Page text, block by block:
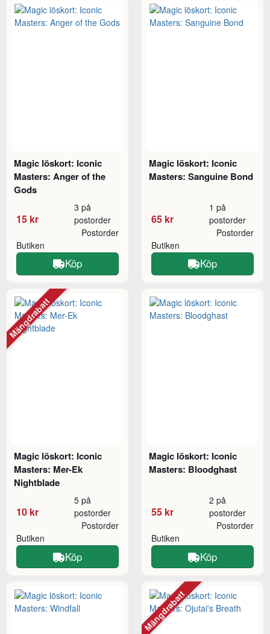
Magic löskort: Iconic
Masters: Anger of the
Gods
15 kr
3 på
postorder
Butiken
Postorder
Köp
Magic löskort: Iconic
Masters: Sanguine Bond
65 kr
1 på
postorder
Butiken
Postorder
Köp
Magic löskort: Iconic
Masters: Mer-Ek
Nightblade
10 kr
5 på
postorder
Butiken
Postorder
Köp
Mängdrabatt
Magic löskort: Iconic
Masters: Bloodghast
55 kr
2 på
postorder
Butiken
Postorder
Köp
Mängdrabatt